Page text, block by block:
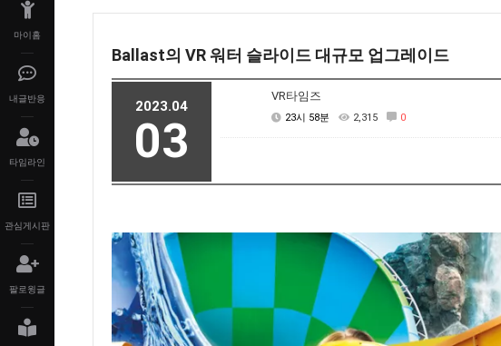
Ballast의 VR 워터 슬라이드 대규모 업그레이드
2023.04
03
VR타임즈
23시 58분 2,315 0
마이홈
내글반응
타임라인
관심게시판
팔로윙글